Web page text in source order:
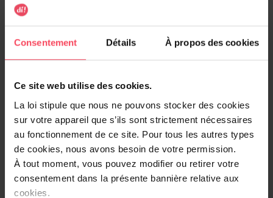
Consentement Détails À propos des cookies
Ce site web utilise des cookies.
La loi stipule que nous ne pouvons stocker des cookies
sur votre appareil que s’ils sont strictement nécessaires
au fonctionnement de ce site. Pour tous les autres types
de cookies, nous avons besoin de votre permission.
À tout moment, vous pouvez modifier ou retirer votre
consentement dans la présente bannière relative aux
cookies.
Cristaux de soude
Produit d'entretien
7,99 € Ajouter
Acide Citrique
Produit d'entretien